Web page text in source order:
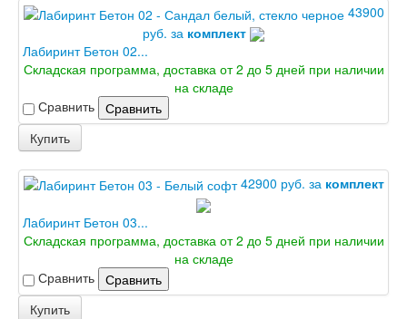
Двери ВанМарк
Шпон текстурированный
Эмалекс
Серия София
Эмаль
Серия Дебют
Серия Нео
Серия Скай
Серия Стефани
Двери Верда
ПЭТ Верда
Коллекция дверей Альтекс
Коллекция дверей Элеганс
Экошпон Верда
43900
руб. за комплект
Лабиринт Бетон 02...
Складская программа, доставка от 2 до 5 дней при наличии
на складе
Сравнить Сравнить
Купить
42900 руб. за комплект
Лабиринт Бетон 03...
Складская программа, доставка от 2 до 5 дней при наличии
на складе
Сравнить Сравнить
Купить